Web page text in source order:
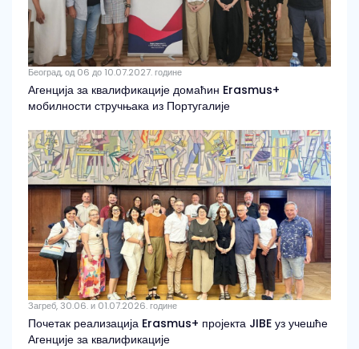
Београд, од 06 до 10.07.2027. године
Агенција за квалификације домаћин Erasmus+
мобилности стручњака из Португалије
Загреб, 30.06. и 01.07.2026. године
Почетак реализација Erasmus+ пројекта JIBE уз учешће
Агенције за квалификације